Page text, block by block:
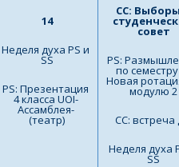
14
Неделя духа PS и
SS
PS: Презентация
4 класса UOI-
Ассамблея-
(театр)
СС:
совет
PS:
по
Новая
модулю 2
СС: встреча
Неделя духа
SS